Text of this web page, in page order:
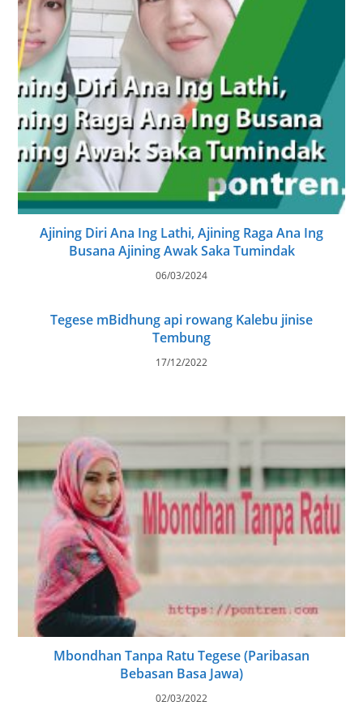
Ajining Diri Ana Ing Lathi, Ajining Raga Ana Ing
Busana Ajining Awak Saka Tumindak
06/03/2024
Tegese mBidhung api rowang Kalebu jinise
Tembung
17/12/2022
Mbondhan Tanpa Ratu Tegese (Paribasan
Bebasan Basa Jawa)
02/03/2022